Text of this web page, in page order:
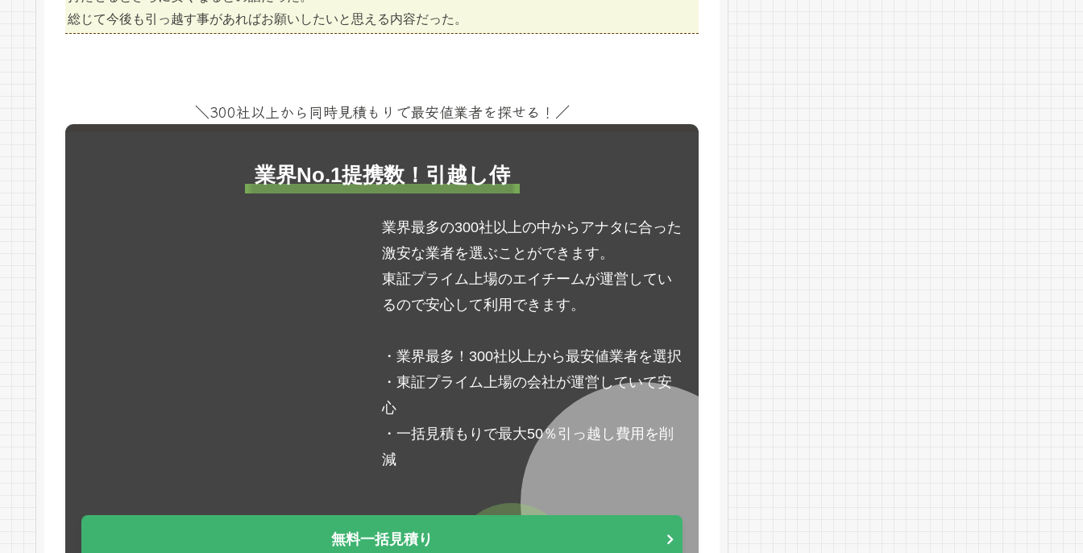
総じて今後も引っ越す事があればお願いしたいと思える内容だった。
＼300社以上から同時見積もりで最安値業者を探せる！／
業界No.1提携数！引越し侍
業界最多の300社以上の中からアナタに合った
激安な業者を選ぶことができます。
東証プライム上場のエイチームが運営してい
るので安心して利用できます。
・業界最多！300社以上から最安値業者を選択
・東証プライム上場の会社が運営していて安
心
・一括見積もりで最大50％引っ越し費用を削
減
無料一括見積り